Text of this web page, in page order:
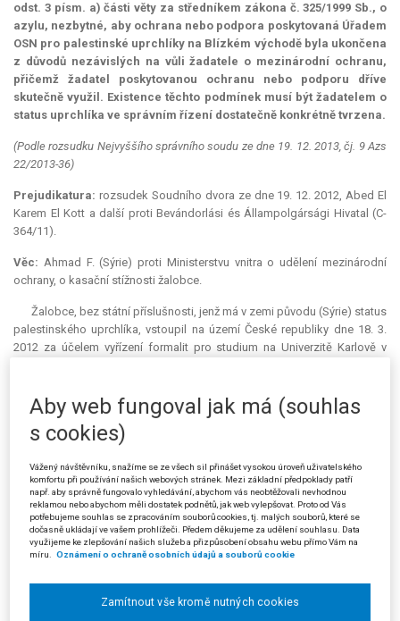
odst. 3 písm. a) části věty za středníkem zákona č. 325/1999 Sb., o
azylu, nezbytné, aby ochrana nebo podpora poskytovaná Úřadem
OSN pro palestinské uprchlíky na Blízkém východě byla ukončena
z důvodů nezávislých na vůli žadatele o mezinárodní ochranu,
přičemž žadatel poskytovanou ochranu nebo podporu dříve
skutečně využil. Existence těchto podmínek musí být žadatelem o
status uprchlíka ve správním řízení dostatečně konkrétně tvrzena.
(Podle rozsudku Nejvyššího správního soudu ze dne 19. 12. 2013, čj. 9 Azs
22/2013-36)
Prejudikatura: rozsudek Soudního dvora ze dne 19. 12. 2012, Abed El
Karem El Kott a další proti Bevándorlási és Állampolgársági Hivatal (C-
364/11).
Věc: Ahmad F. (Sýrie) proti Ministerstvu vnitra o udělení mezinárodní
ochrany, o kasační stížnosti žalobce.
Žalobce, bez státní příslušnosti, jenž má v zemi původu (Sýrie) status
palestinského uprchlíka, vstoupil na území České republiky dne 18. 3.
2012 za účelem vyřízení formalit pro studium na Univerzitě Karlově v
zraněné při protivládních demonstracích, což je v Sýrii trestné. O této
skutečnosti se od svého otce dozvěděl až po příjezdu do České
republiky, přičemž v této souvislosti mělo hrozit nebezpečí zatčení a
O této žádosti rozhodl žalovaný rozhodnutím ze dne 5. 4. 2013.
Uvedl, že žalobce nesplňuje podmínky pro udělení mezinárodní ochrany
dle § 12, § 13 a § 14 zákona o azylu, avšak vzhledem k aktuální
bezpečnostní situaci v Sýrii mu udělil doplňkovou ochranu dle § 14a
zákona o azylu na dobu 12 měsíců.
dne 6. 8. 2013, čj. 2 Az 9/2013-25, zamítl.
Aby web fungoval jak má (souhlas
s cookies)
Vážený návštěvníku, snažíme se ze všech sil přinášet vysokou úroveň uživatelského
komfortu při používání našich webových stránek. Mezi základní předpoklady patří
např. aby správně fungovalo vyhledávání, abychom vás neobtěžovali nevhodnou
reklamou nebo abychom měli dostatek podnětů, jak web vylepšovat. Proto od Vás
potřebujeme souhlas se zpracováním souborů cookies, tj. malých souborů, které se
dočasně ukládají ve vašem prohlížeči. Předem děkujeme za udělení souhlasu. Data
využijeme ke zlepšování našich služeb a přizpůsobení obsahu webu přímo Vám na
míru.
Oznámení o ochraně osobních údajů a souborů cookie
Zamítnout vše kromě nutných cookies